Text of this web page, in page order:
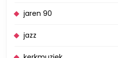
jaren 90
jazz